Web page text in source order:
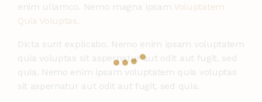
enim ullamco. Nemo magna ipsam Voluptatem
Quia Voluptas.
Dicta sunt explicabo. Nemo enim ipsam voluptatem
quia voluptas sit aspernatur aut odit aut fugit, sed
quia. Nemo enim ipsam voluptatem quia voluptas
sit aspernatur aut odit aut fugit, sed quia.